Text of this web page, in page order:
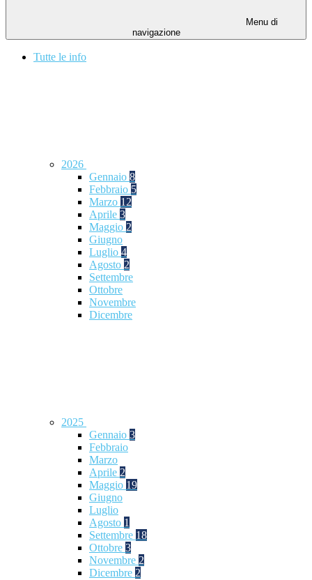
Menu di
navigazione
Tutte le info
2026
Gennaio 8
Febbraio 5
Marzo 12
Aprile 3
Maggio 2
Giugno
Luglio 4
Agosto 2
Settembre
Ottobre
Novembre
Dicembre
2025
Gennaio 3
Febbraio
Marzo
Aprile 2
Maggio 19
Giugno
Luglio
Agosto 1
Settembre 18
Ottobre 3
Novembre 2
Dicembre 2